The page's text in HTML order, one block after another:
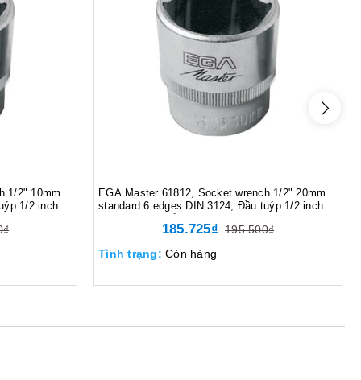
1/2" 10mm
1/2 inch
EGA Master 61812, Socket wrench 1/2" 20mm
standard 6 edges DIN 3124, Đầu tuýp 1/2 inch
20mm tiêu chuẩn 6 cạnh DIN 3124, 80 gram,
185.725₫ 195.500₫
Tình trạng: Còn hàng